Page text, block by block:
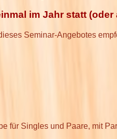
im Jahr statt (oder
Seminar-Angebotes
für Singles und Paare, mit